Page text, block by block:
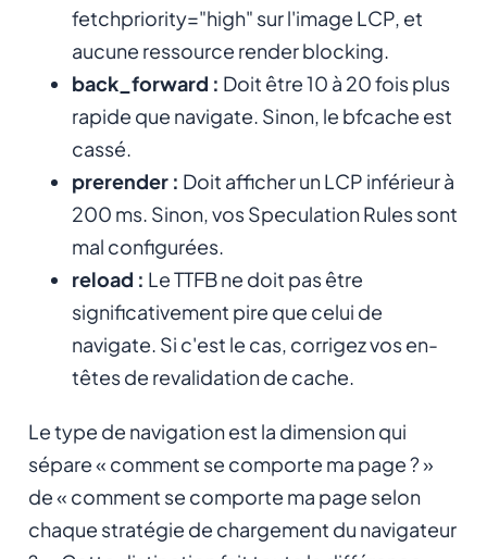
fetchpriority="high" sur l'image LCP, et
aucune ressource render blocking.
back_forward : Doit être 10 à 20 fois plus
rapide que navigate. Sinon, le bfcache est
cassé.
prerender : Doit afficher un LCP inférieur à
200 ms. Sinon, vos Speculation Rules sont
mal configurées.
reload : Le TTFB ne doit pas être
significativement pire que celui de
navigate. Si c'est le cas, corrigez vos en-
têtes de revalidation de cache.
Le type de navigation est la dimension qui
sépare « comment se comporte ma page ? »
de « comment se comporte ma page selon
chaque stratégie de chargement du navigateur